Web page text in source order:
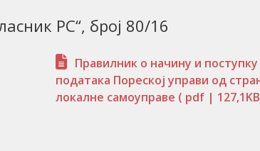
РС“, број 80/16
Правилник о начину и
података Пореској управи од
локалне самоуправе ( pdf |